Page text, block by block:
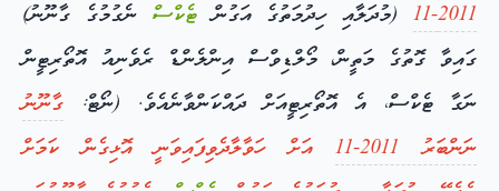
2011-11
(މުދަލާއި ހިދުމަތުގެ އަގުންޓެކްސް ނެގުމުގެ ގާނޫނު)
ގައިވާ ގޮތުގެ މަތީން، މޯލްޑިވްސް އިންލެންޑް ރެވެނިއު އޮތޯރިޓީން
ނަގާ ޓެކްސް، އެ އޮތޯރިޓީއަށް ދައްކަންވާނެއެވެ. (ނޯޓް: ގާނޫނު
ނަންބަރު 2011-11
އަށް ހަވާލާދެވިފައިވަނީ އޮޅިގެން ކަމަށް